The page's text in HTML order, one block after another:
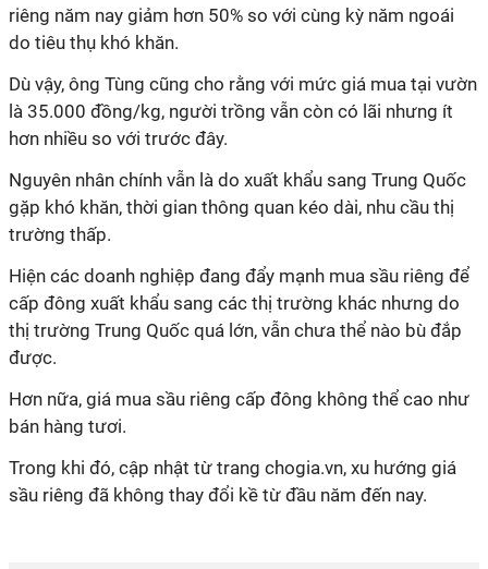
riêng năm nay giảm hơn 50% so với cùng kỳ năm ngoái
do tiêu thụ khó khăn.
Dù vậy, ông Tùng cũng cho rằng với mức giá mua tại vườn
là 35.000 đồng/kg, người trồng vẫn còn có lãi nhưng ít
hơn nhiều so với trước đây.
Nguyên nhân chính vẫn là do xuất khẩu sang Trung Quốc
gặp khó khăn, thời gian thông quan kéo dài, nhu cầu thị
trường thấp.
Hiện các doanh nghiệp đang đẩy mạnh mua sầu riêng để
cấp đông xuất khẩu sang các thị trường khác nhưng do
thị trường Trung Quốc quá lớn, vẫn chưa thể nào bù đắp
được.
Hơn nữa, giá mua sầu riêng cấp đông không thể cao như
bán hàng tươi.
Trong khi đó, cập nhật từ trang chogia.vn, xu hướng giá
sầu riêng đã không thay đổi kề từ đầu năm đến nay.